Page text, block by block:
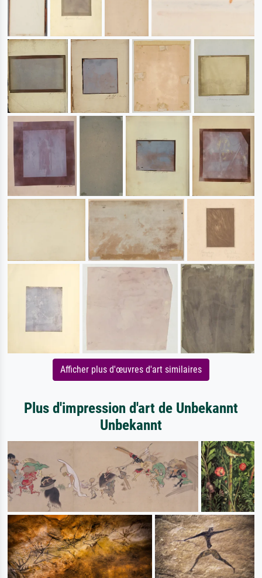
Afficher plus d'œuvres d'art similaires
Plus d'impression d'art de Unbekannt
Unbekannt